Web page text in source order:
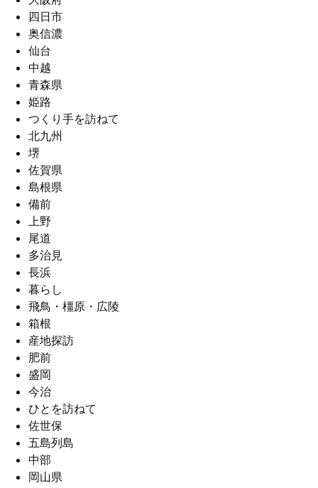
四日市
奥信濃
仙台
中越
青森県
姫路
つくり手を訪ねて
北九州
堺
佐賀県
島根県
備前
上野
尾道
多治見
長浜
暮らし
飛鳥・橿原・広陵
箱根
産地探訪
肥前
盛岡
今治
ひとを訪ねて
佐世保
五島列島
中部
岡山県